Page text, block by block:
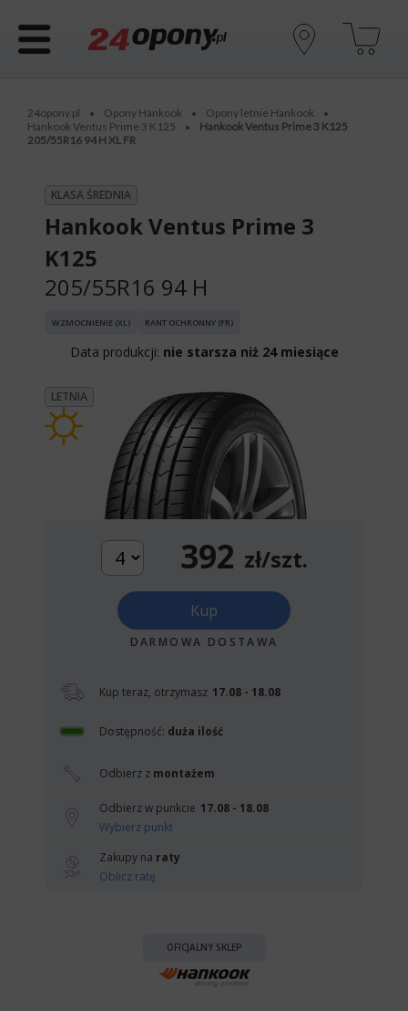
24opony.pl • Opony Hankook • Opony letnie Hankook •
Hankook Ventus Prime 3 K125 •
Hankook Ventus Prime 3 K125
205/55R16 94 H XL FR
KLASA ŚREDNIA
Hankook Ventus Prime 3
K125
205/55R16 94 H
WZMOCNIENIE (XL) RANT OCHRONNY (FR)
Data produkcji: nie starsza niż 24 miesiące
LETNIA
392 zł/szt.
Kup
DARMOWA DOSTAWA
Kup teraz, otrzymasz 17.08 - 18.08
Dostępność: duża ilość
Odbierz z montażem
Odbierz w punkcie 17.08 - 18.08
Wybierz punkt
Zakupy na raty
Oblicz ratę
OFICJALNY SKLEP